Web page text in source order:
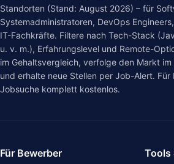
Standorten (Stand: August 2026) – für
Systemadministratoren, DevOps
IT-Fachkräfte. Filtere nach Tech-Stack
u. v. m.), Erfahrungslevel und Remote-
im Gehaltsvergleich, verfolge den Markt im
und erhalte neue Stellen per Job-Alert. Für
Jobsuche komplett kostenlos.
Für Bewerber
Tools